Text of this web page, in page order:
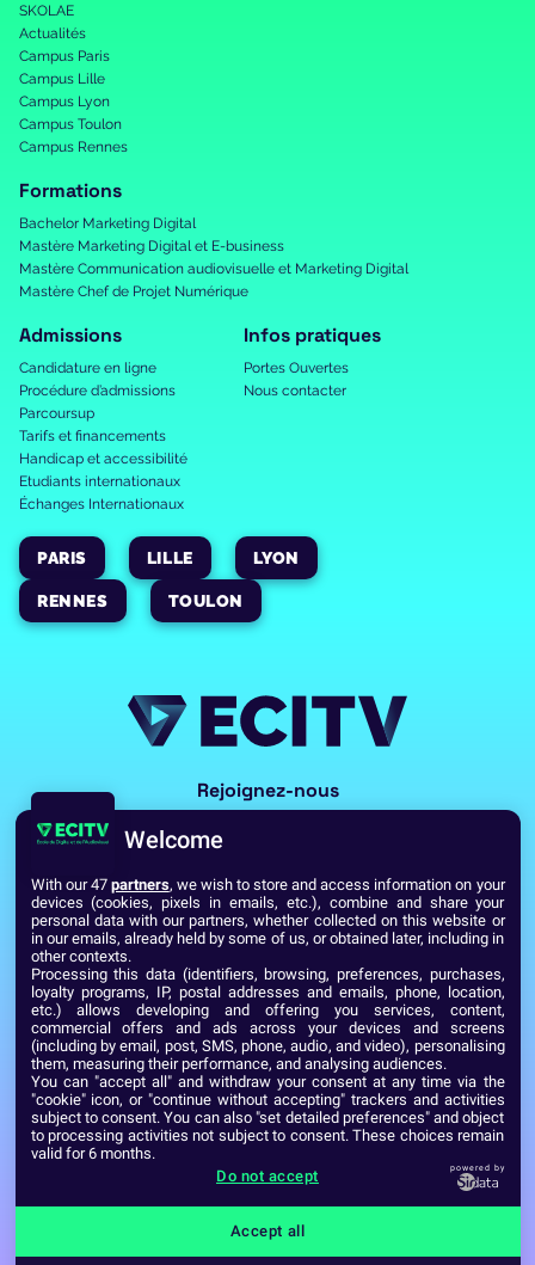
SKOLAE
Actualités
Campus Paris
Campus Lille
Campus Lyon
Campus Toulon
Campus Rennes
Formations
Bachelor Marketing Digital
Mastère Marketing Digital et E-business
Mastère Communication audiovisuelle et Marketing Digital
Mastère Chef de Projet Numérique
Admissions
Candidature en ligne
Procédure d’admissions
Parcoursup
Tarifs et financements
Handicap et accessibilité
Etudiants internationaux
Échanges Internationaux
Infos pratiques
Portes Ouvertes
Nous contacter
PARIS LILLE LYON
RENNES TOULON
Rejoignez-nous
Voir toutes les écoles du Réseau GES
Établissement d’Enseignement Supérieur Technique Privé
Dernière mise à jour : Septembre 2024
Mentions légales
Welcome
With our 47 partners, we wish to store and access information on your
devices (cookies, pixels in emails, etc.), combine and share your
personal data with our partners, whether collected on this website or
in our emails, already held by some of us, or obtained later, including in
other contexts.
Processing this data (identifiers, browsing, preferences, purchases,
loyalty programs, IP, postal addresses and emails, phone, location,
etc.) allows developing and offering you services, content,
commercial offers and ads across your devices and screens
(including by email, post, SMS, phone, audio, and video), personalising
them, measuring their performance, and analysing audiences.
You can "accept all" and withdraw your consent at any time via the
"cookie" icon, or "continue without accepting" trackers and activities
subject to consent. You can also "set detailed preferences" and object
to processing activities not subject to consent. These choices remain
valid for 6 months.
Do not accept
powered by
Accept all